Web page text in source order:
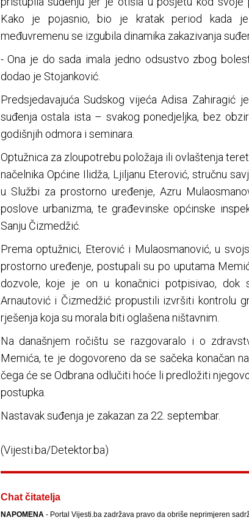
Kako je pojasnio, bio je kratak period kada
međuvremenu se izgubila dinamika zakazivanja
- Ona je do sada imala jedno odsustvo zbog
dodao je Stojanković.
Predsjedavajuća Sudskog vijeća Adisa Zahiragić
suđenja ostala ista – svakog ponedjeljka, bez
godišnjih odmora i seminara.
Optužnica za zloupotrebu položaja ili ovlaštenja
načelnika Općine Ilidža, Ljiljanu Eterović, stručnu
u Službi za prostorno uređenje, Azru
poslove urbanizma, te građevinske općinske
Sanju Čizmedžić.
Prema optužnici, Eterović i Mulaosmanović, u
prostorno uređenje, postupali su po uputama
dozvole, koje je on u konačnici potpisivao, dok
Arnautović i Čizmedžić propustili izvršiti kontrolu
rješenja koja su morala biti oglašena ništavnim.
Na današnjem ročištu se razgovaralo i o
Memića, te je dogovoreno da se sačeka konačan
čega će se Odbrana odlučiti hoće li predložiti
postupka.
Nastavak suđenja je zakazan za 22. septembar.
(Vijesti.ba/Detektor.ba)
Chat čitatelja
NAPOMENA- Portal Vijesti.ba zadržava pravo da obriše neprimjeren